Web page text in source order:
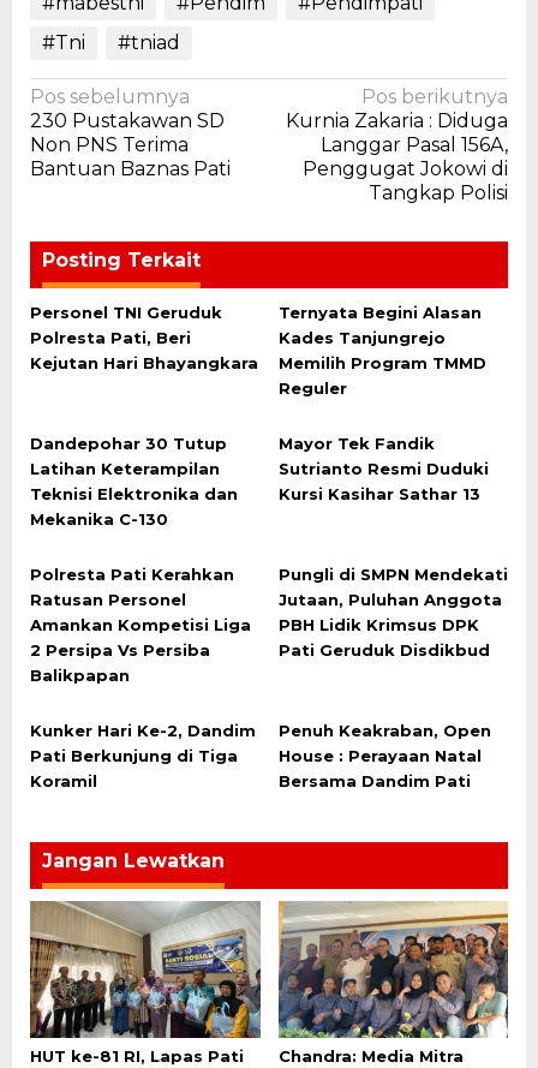
#Tni
#tniad
Navigasi
pos
Pos sebelumnya
230 Pustakawan SD
Non PNS Terima
Bantuan Baznas Pati
Pos berikutnya
Kurnia Zakaria : Diduga
Langgar Pasal 156A,
Penggugat Jokowi di
Tangkap Polisi
Posting Terkait
Personel TNI Geruduk
Polresta Pati, Beri
Kejutan Hari Bhayangkara
Ternyata Begini Alasan
Kades Tanjungrejo
Memilih Program TMMD
Reguler
Dandepohar 30 Tutup
Latihan Keterampilan
Teknisi Elektronika dan
Mekanika C-130
Mayor Tek Fandik
Sutrianto Resmi Duduki
Kursi Kasihar Sathar 13
Polresta Pati Kerahkan
Ratusan Personel
Amankan Kompetisi Liga
2 Persipa Vs Persiba
Balikpapan
Pungli di SMPN Mendekati
Jutaan, Puluhan Anggota
PBH Lidik Krimsus DPK
Pati Geruduk Disdikbud
Kunker Hari Ke-2, Dandim
Pati Berkunjung di Tiga
Koramil
Penuh Keakraban, Open
House : Perayaan Natal
Bersama Dandim Pati
Jangan Lewatkan
HUT ke-81 RI, Lapas Pati Chandra: Media Mitra